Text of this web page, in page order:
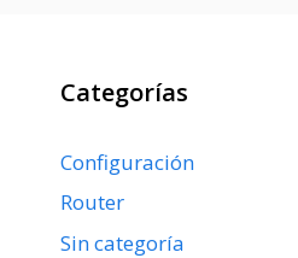
Categorías
Configuración
Router
Sin categoría